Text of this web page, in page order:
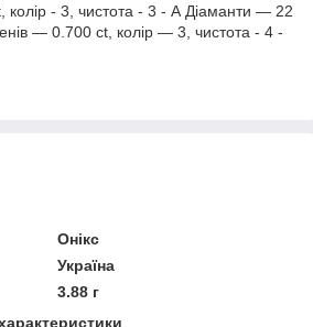
колір - 3, чистота - 3 - А Діаманти — 22
— 0.700 ct, колір — 3, чистота - 4 -
Онікс
Україна
3.88 г